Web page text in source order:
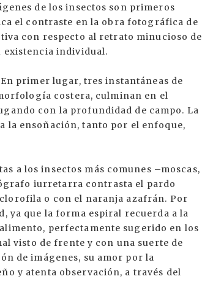
de los insectos son primeros
el contraste en la obra fotográfica de
con respecto al retrato minucioso de
existencia individual.
primer lugar, tres instantáneas de
costera, culminan en el
con la profundidad de campo. La
la ensoñación, tanto por el enfoque,
a los insectos más comunes –moscas,
iurretarra contrasta el pardo
o con el naranja azafrán. Por
ya que la forma espiral recuerda a la
perfectamente sugerido en los
visto de frente y con una suerte de
de imágenes, su amor por la
y atenta observación, a través del